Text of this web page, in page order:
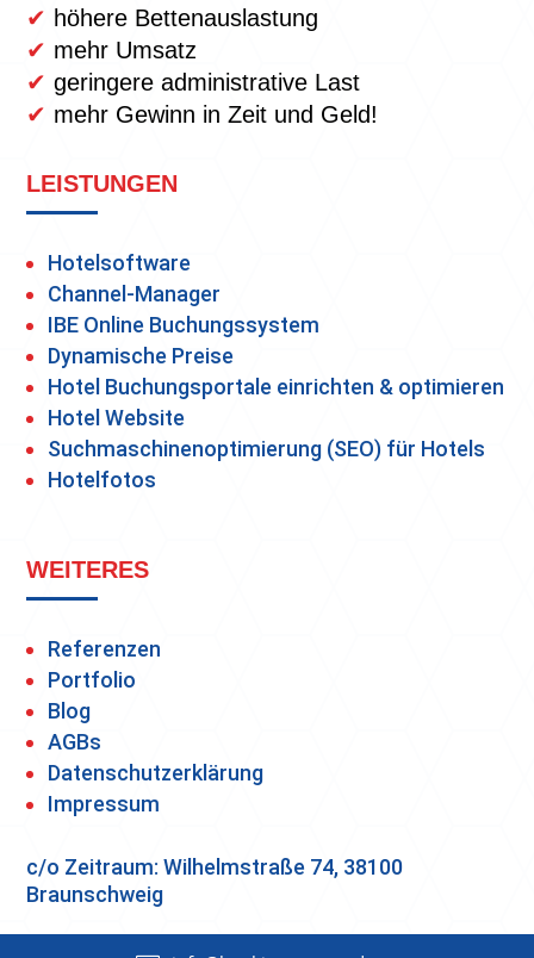
✔ höhere Bettenauslastung
✔ mehr Umsatz
✔ geringere administrative Last
✔ mehr Gewinn in Zeit und Geld!
LEISTUNGEN
Hotelsoftware
Channel-Manager
IBE Online Buchungssystem
Dynamische Preise
Hotel Buchungsportale einrichten & optimieren
Hotel Website
Suchmaschinenoptimierung (SEO) für Hotels
Hotelfotos
WEITERES
Referenzen
Portfolio
Blog
AGBs
Datenschutzerklärung
Impressum
c/o Zeitraum: Wilhelmstraße 74, 38100
Braunschweig